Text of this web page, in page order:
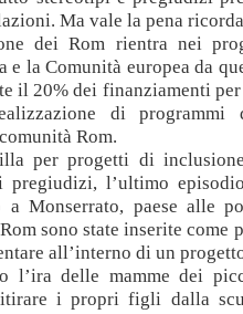
Ma vale la pena
dei Rom rientra nei
e la Comunità europea da
il 20% dei finanziamenti
di
Rom.
per progetti di
pregiudizi, l’ultimo
a Monserrato, paese alle
sono state inserite come
all’interno di un
l’ira delle mamme dei
i propri figli dalla